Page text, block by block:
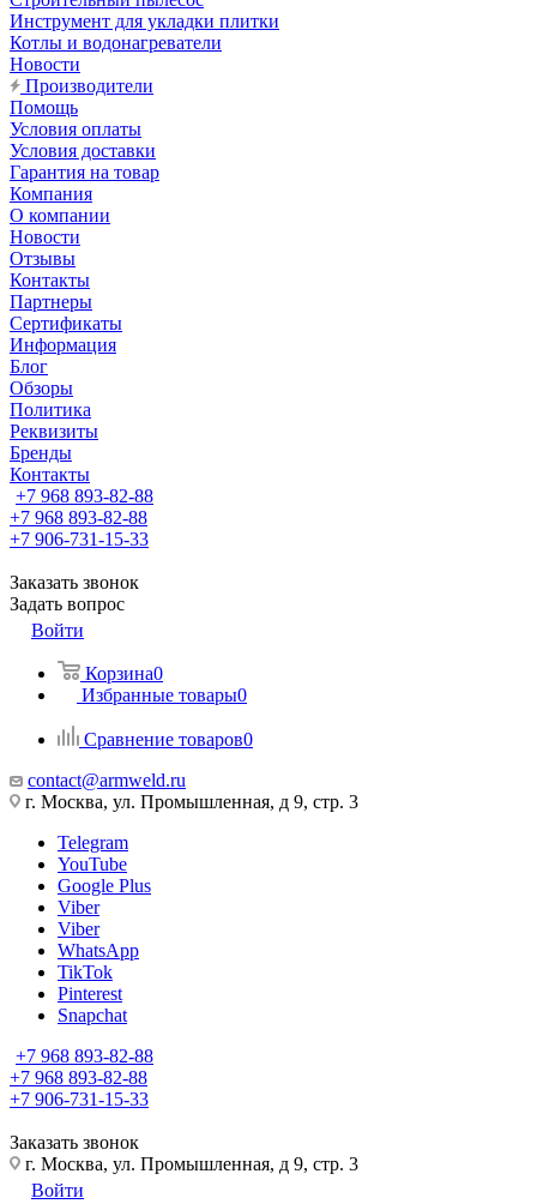
Инструмент для укладки плитки
Котлы и водонагреватели
Новости
Производители
Помощь
Условия оплаты
Условия доставки
Гарантия на товар
Компания
О компании
Новости
Отзывы
Контакты
Партнеры
Сертификаты
Информация
Блог
Обзоры
Политика
Реквизиты
Бренды
Контакты
+7 968 893-82-88
+7 968 893-82-88
+7 906-731-15-33
Заказать звонок
Задать вопрос
Войти
Корзина0
Избранные товары0
Сравнение товаров0
contact@armweld.ru
г. Москва, ул. Промышленная, д 9, стр. 3
Telegram
YouTube
Google Plus
Viber
Viber
WhatsApp
TikTok
Pinterest
Snapchat
+7 968 893-82-88
+7 968 893-82-88
+7 906-731-15-33
Заказать звонок
г. Москва, ул. Промышленная, д 9, стр. 3
Войти